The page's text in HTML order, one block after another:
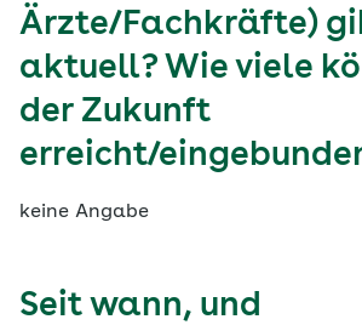
Ärzte/Fachkräfte)
aktuell? Wie viele
der Zukunft
erreicht/
keine Angabe
Seit wann, und